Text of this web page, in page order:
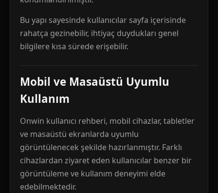
Bu yapı sayesinde kullanıcılar sayfa içerisinde
rahatça gezinebilir, ihtiyaç duydukları genel
bilgilere kısa sürede erişebilir.
Mobil ve Masaüstü Uyumlu
Kullanım
Onwin kullanıcı rehberi, mobil cihazlar, tabletler
ve masaüstü ekranlarda uyumlu
görüntülenecek şekilde hazırlanmıştır. Farklı
cihazlardan ziyaret eden kullanıcılar benzer bir
görüntüleme ve kullanım deneyimi elde
edebilmektedir.